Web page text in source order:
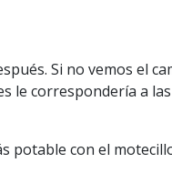
Si no vemos el
le correspondería a
con el motecillo